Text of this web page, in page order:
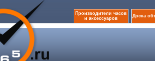
Производители часов
и аксессуаров
Доска